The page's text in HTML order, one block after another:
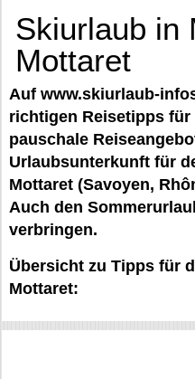
Skiurlaub in
Mottaret
Auf www.skiurlaub-
richtigen Reisetipps für
pauschale
Urlaubsunterkunft für
Mottaret (Savoyen,
Auch den
verbringen.
Übersicht zu Tipps für
Mottaret: